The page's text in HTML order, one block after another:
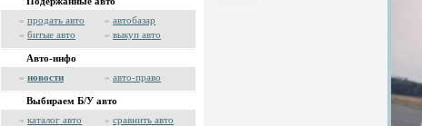
» продать авто » автобазар
» битые авто » выкуп авто
Авто-инфо
» новости » авто-право
Выбираем Б/У авто
» каталог авто » сравнить авто